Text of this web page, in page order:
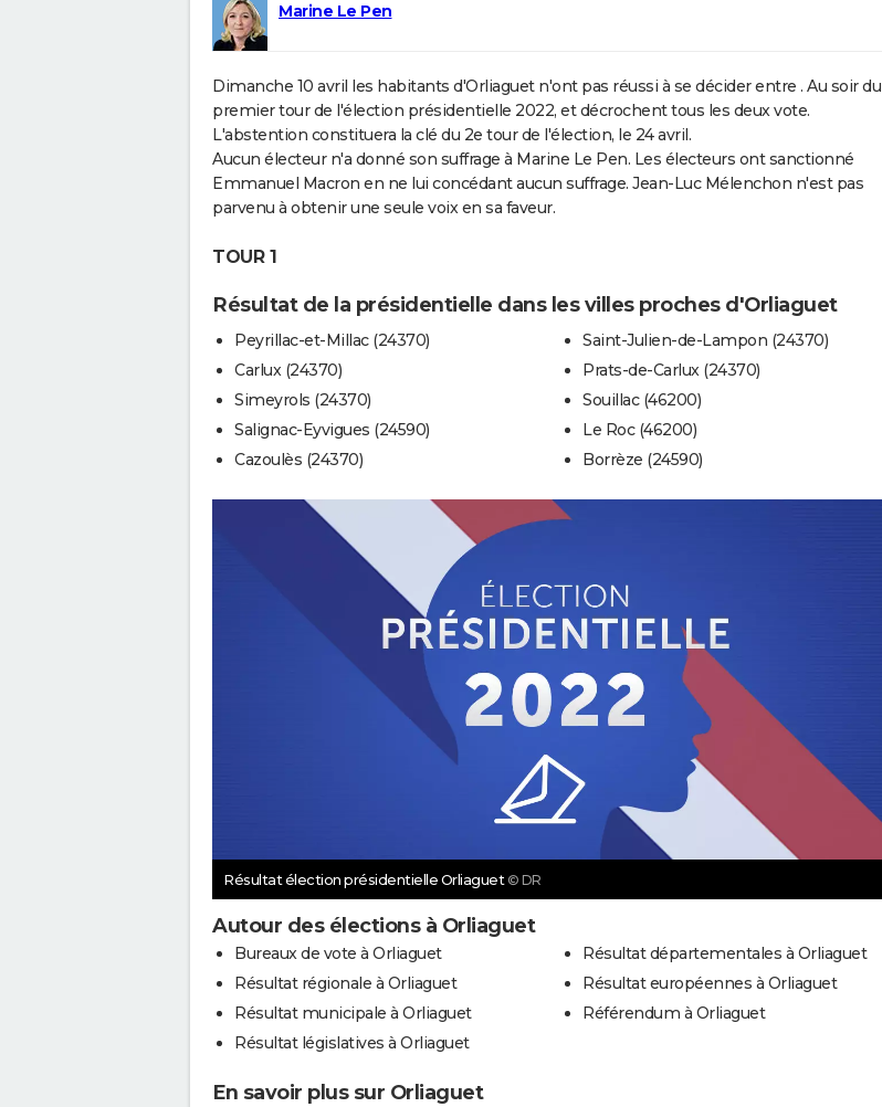
Marine Le Pen
Dimanche 10 avril les habitants d'Orliaguet n'ont pas réussi à se décider entre . Au soir du
premier tour de l'élection présidentielle 2022, et décrochent tous les deux vote.
L'abstention constituera la clé du 2e tour de l'élection, le 24 avril.
Aucun électeur n'a donné son suffrage à Marine Le Pen. Les électeurs ont sanctionné
Emmanuel Macron en ne lui concédant aucun suffrage. Jean-Luc Mélenchon n'est pas
parvenu à obtenir une seule voix en sa faveur.
TOUR 1
Résultat de la présidentielle dans les villes proches d'Orliaguet
Peyrillac-et-Millac (24370)
Carlux (24370)
Simeyrols (24370)
Salignac-Eyvigues (24590)
Cazoulès (24370)
Saint-Julien-de-Lampon (24370)
Prats-de-Carlux (24370)
Souillac (46200)
Le Roc (46200)
Borrèze (24590)
Résultat élection présidentielle Orliaguet © DR
Autour des élections à Orliaguet
Bureaux de vote à Orliaguet
Résultat régionale à Orliaguet
Résultat municipale à Orliaguet
Résultat législatives à Orliaguet
Résultat départementales à Orliaguet
Résultat européennes à Orliaguet
Référendum à Orliaguet
En savoir plus sur Orliaguet